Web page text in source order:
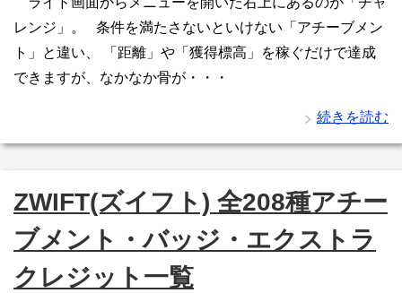
レンジ」。 条件を満たさないといけない「アチーブメン
ト」と違い、 「距離」や「獲得標高」を稼ぐだけで達成
できますが、なかなか骨が・・・
続きを読む
ZWIFT(ズイフト) 全208種アチー
ブメント・バッジ・エクストラ
クレジット一覧